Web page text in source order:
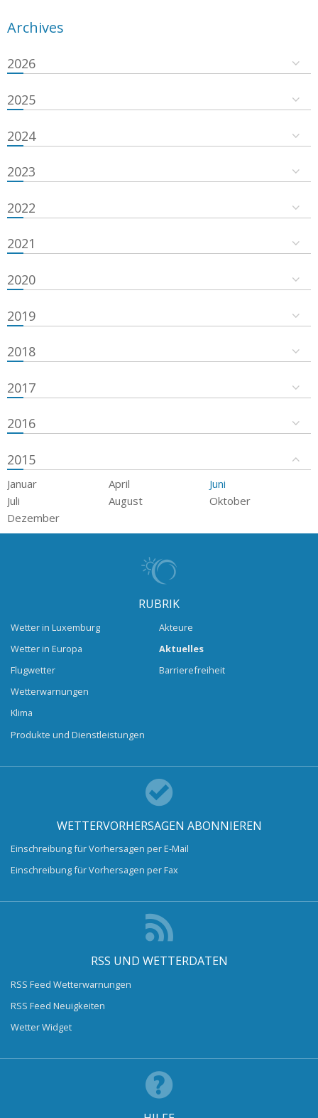
Archives
2026
2025
2024
2023
2022
2021
2020
2019
2018
2017
2016
2015
Januar April
Juni
Juli
August
Oktober
Dezember
RUBRIK
Wetter in Luxemburg
Wetter in Europa
Flugwetter
Wetterwarnungen
Klima
Produkte und Dienstleistungen
Akteure
Aktuelles
Barrierefreiheit
WETTERVORHERSAGEN ABONNIEREN
Einschreibung für Vorhersagen per E-Mail
Einschreibung für Vorhersagen per Fax
RSS UND WETTERDATEN
RSS Feed Wetterwarnungen
RSS Feed Neuigkeiten
Wetter Widget